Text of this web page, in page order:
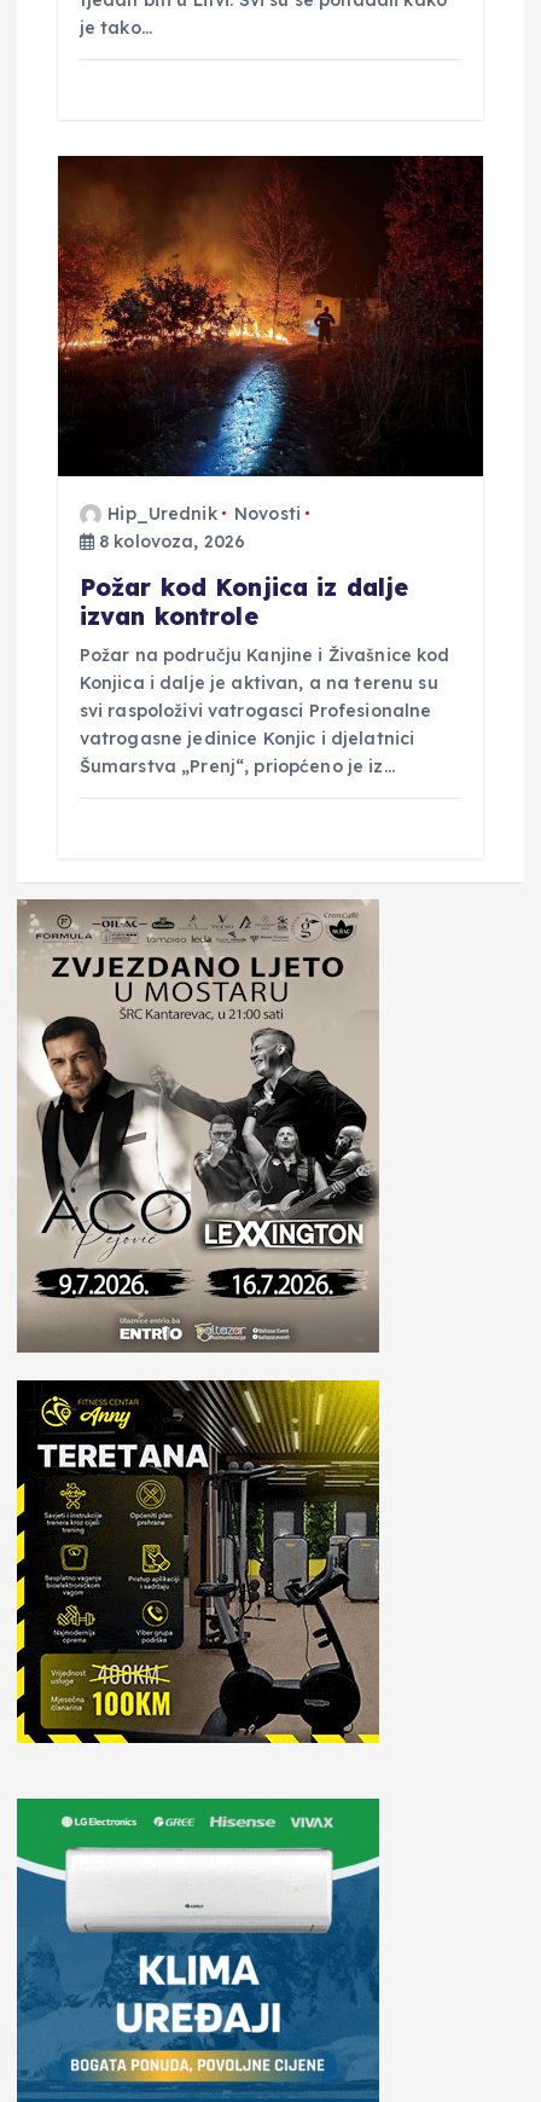
je tako…
Hip_Urednik
Novosti
8 kolovoza, 2026
Požar kod Konjica iz dalje
izvan kontrole
Požar na području Kanjine i Živašnice kod
Konjica i dalje je aktivan, a na terenu su
svi raspoloživi vatrogasci Profesionalne
vatrogasne jedinice Konjic i djelatnici
Šumarstva „Prenj“, priopćeno je iz…